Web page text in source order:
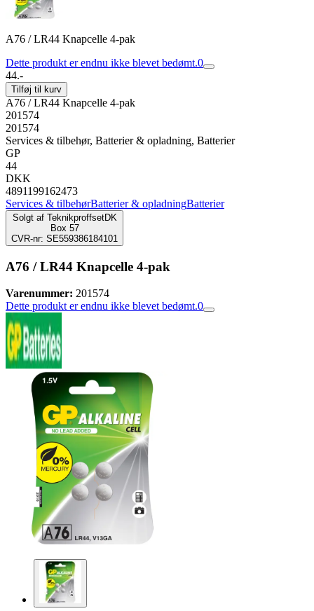
A76 / LR44 Knapcelle 4-pak
Dette produkt er endnu ikke blevet bedømt.0
44.-
Tilføj til kurv
A76 / LR44 Knapcelle 4-pak
201574
201574
Services & tilbehør, Batterier & opladning, Batterier
GP
44
DKK
4891199162473
Services & tilbehørBatterier & opladningBatterier
Solgt af TeknikproffsetDK
Box 57
CVR-nr: SE559386184101
A76 / LR44 Knapcelle 4-pak
Varenummer: 201574
Dette produkt er endnu ikke blevet bedømt.0